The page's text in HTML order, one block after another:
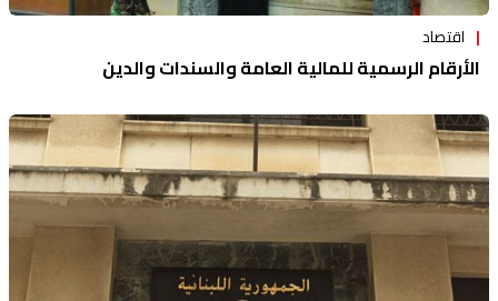
اقتصاد
الأرقام الرسمية للمالية العامة والسندات والدين